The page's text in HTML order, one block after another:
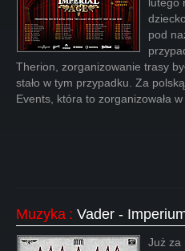
pod
Therion, zorganizowanie trasy
stało w tym przypadku. Za
Events, która to zorganizowała
Muzyka : Vader -
Już za